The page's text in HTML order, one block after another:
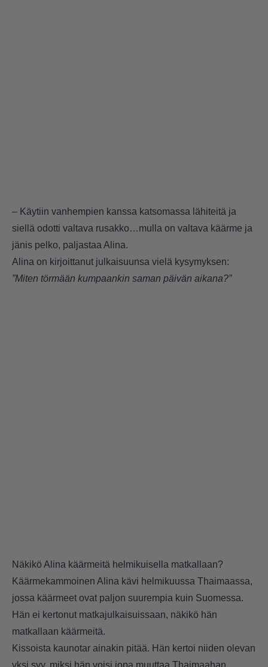
– Käytiin vanhempien kanssa katsomassa lähiteitä ja
siellä odotti valtava rusakko…mulla on valtava käärme ja
jänis pelko, paljastaa Alina.
Alina on kirjoittanut julkaisuunsa vielä kysymyksen:
”Miten törmään kumpaankin saman päivän aikana?”
Näkikö Alina käärmeitä helmikuisella matkallaan?
Käärmekammoinen Alina kävi helmikuussa Thaimaassa,
jossa käärmeet ovat paljon suurempia kuin Suomessa.
Hän ei kertonut matkajulkaisuissaan, näkikö hän
matkallaan käärmeitä.
Kissoista kaunotar ainakin pitää. Hän kertoi niiden olevan
yksi syy, miksi hän voisi jopa muuttaa Thaimaahan.